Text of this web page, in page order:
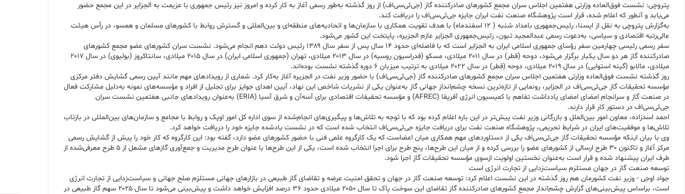
پتروچی: نشست فوق‌العاده وزارتی هفتمین اجلاس سران مجمع کشورهای صادرکننده گاز (جی‌ئی‌سی‌اف) از روز گذشته به‌طور رسمی آغاز به کار کرده و امروز نیز رئیس جمهوری با عزیمت به الجزایر در این مجمع حضور
می‌یابد و آنطور که اعلام شده، قرار است پژوهشگاه صنعت نفت ایران جایزه جی‌ئی‌سی‌اف را دریافت کند.
به‌گزارش پتروچی به نقل از ایسنا، رئیس‌جمهوری بامداد شنبه ( ۱۲ اسفندماه) با هدف تقویت همکاری‌ با سازمان‌ها و اتحادیه‌های منطقه‌ای و بین‌المللی و گسترش روابط با کشورهای مسلمان و همسو، در رأس هیئت
عالی‌رتبه اقتصادی و سیاسی، به‌دعوت رسمی عبدالمجید تبون، رئیس‌جمهوری الجزایر عازم الجزیره، پایتخت این کشور می‌شود.
سفر رسمی رئیسی چهارمین سفر رؤسای جمهوری اسلامی ایران به الجزایر است که با فاصله‌ای حدود ۱۴ سال پس از سفر سال ۱۳۸۹ رئیس دولت دهم انجام می‌شود. نشست سران کشورهای عضو مجمع کشورهای
صادرکننده گاز هر دو سال یکبار برگزار می‌شود، دوحه (قطر) در سال ۲۰۱۱ میلادی، مسکو (فدراسیون روسیه) در سال ۲۰۱۳ میلادی، تهران (جمهوری اسلامی ایران) در سال ۲۰۱۵ میلادی، سانتاکروز (بولیوی) در سال ۲۰۱۷
میلادی، مالابو (گینه استوایی) در سال ۲۰۱۹ میلادی، دوحه (قطر) در سال ۲۰۲۲ میلادی به ترتیب میزبان ۶ دوره گذشته نشست بوده‌اند.
روز گذشته نشست فوق‌العاده وزارتی هفتمین اجلاس سران مجمع کشورهای صادرکننده گاز (جی‌ئی‌سی‌اف) با حضور وزیر نفت در الجزیره آغاز به‌کار کرد. شماری از رویدادهای مهم مانند آیین رسمی گشایش دفتر مرکزی
مؤسسه تحقیقات گاز جی‌ئی‌سی‌اف در الجزایر، رونمایی از تازه‌ترین نسخه چشم‌انداز جهانی گاز به‌عنوان یکی از نشریات شاخص این نهاد، آیین اهدای جوایز برای تجلیل از افراد و مؤسسه‌های نمونه به‌دلیل مشارکت فعال
در صنعت گاز و سرانجام امضای امضای یادداشت تفاهم با کمیسیون انرژی آفریقا (AFREC) و مؤسسه تحقیقات اقتصادی برای آسه‌آن و شرق آسیا (ERIA) به‌عنوان رویدادهای جانبی هفتمین نشست سران
جی‌ئی‌سی‌اف در دستور کار قرار دارند.
احمد اسدزاده، معاون امور بین‌الملل و بازرگانی وزیر نفت پیش‌تر در این باره اعلام کرده بود که با توجه به تلاش‌ها و پیگیری‌های انجام‌شده از سوی اداره کل امور اوپک و روابط با مجامع و سازمان‌های بین‌المللی در بازتاب
تلاش‌ها و موفقیت‌های ایران در شرایط تحریمی، پژوهشگاه صنعت نفت برای دریافت جایزه جی‌ئی‌سی‌اف انتخاب شده است که در نشست یادشده جایزه خود را دریافت خواهد کرد.
وی با بیان اینکه مؤسسه تحقیقات گاز جی‌ئی‌سی‌اف یکی از دستاوردهای مهم همکاری میان اعضاست که یک کارگروه علمی فنی با حضور کشورهای عضو دارد، گفته بود: این کارگروه که کار خود را پیش از گشایش رسمی
مرکز آغاز و تاکنون ۳۰ طرح ارسالی از کشورهای عضو را بررسی کرده و از میان این طرح‌ها، پنج طرح برای اجرا انتخاب شده است، یکی از این طرح‌ها با عنوان طرح مدیریت و جمع‌آوری گازهای مشعل از ۵ طرح معرفی‌شده از
طرف ایران پیشنهاد شده و قرار است به‌عنوان نخستین اولویت ازسوی مؤسسه تحقیقات گاز اجرا شود.
توسعه صنعت گاز در جهان مستلزم سیاست‌زدایی از تجارت انرژی است
جواد اوجی - وزیر نفت کشورمان هم روز گذشته در این نشست اعلام کرد: توسعه صنعت گاز در جهان و تحقق امنیت عرضه و تقاضای گاز طبیعی در بازارهای جهانی مستلزم صلح جهانی و سیاست‌زدایی از تجارت انرژی
است، براساس پیش‌بینی‌های گزارش چشم‌انداز مجمع کشورهای صادرکننده گاز تقاضای این سوخت پاک تا سال ۲۰۵۰ میلادی حدود ۳۶ درصد افزایش خواهد داشت و پیش‌بینی می‌شود تا سال ۲۰۲۵ سهم گاز طبیعی در